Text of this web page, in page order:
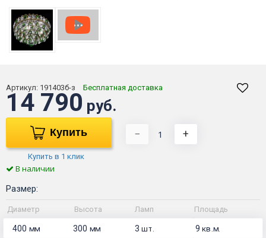
Артикул: 191403б-з Бесплатная доставка
14 790 руб.
Купить
Купить в 1 клик
− +
В наличии
Размер:
Диаметр Высота Ламп Площадь
400 мм 300 мм 3шт. 9кв.м.